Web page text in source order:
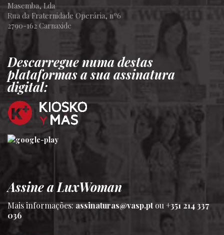
Masemba, Lda
Rua da Fraternidade Operária, nº6
2790-162 Carnaxide
Descarregue numa destas
plataformas a sua assinatura
digital:
Assine a LuxWoman
Mais informações:assinaturas@vasp.ptou +351 214 337
036